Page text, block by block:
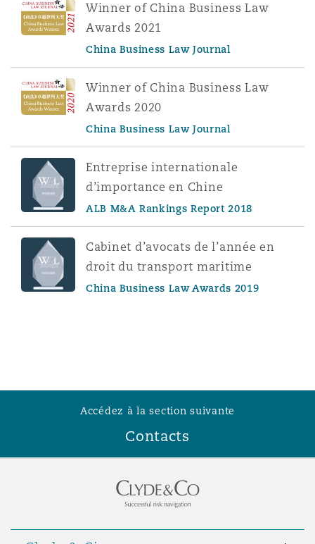
Winner of China Business Law
Awards 2021
China Business Law Journal
Winner of China Business Law
Awards 2020
China Business Law Journal
Entreprise internationale
d’importance en Chine
ALB M&A Rankings Report 2018
Cabinet d’avocats de l’année en
droit du transport maritime
China Business Law Awards 2019
Accédez à la section suivante
Contacts